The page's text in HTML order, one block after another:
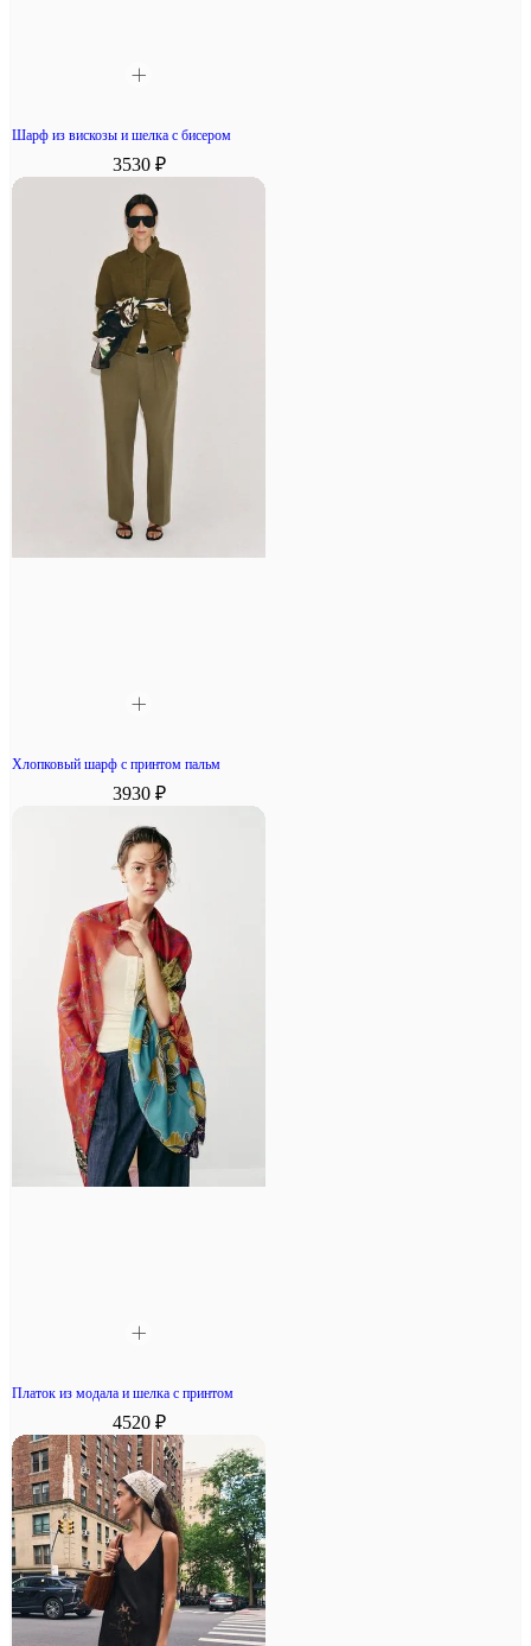
Шарф из вискозы и шелка с бисером
3530 ₽
Хлопковый шарф с принтом пальм
3930 ₽
Платок из модала и шелка с принтом
4520 ₽